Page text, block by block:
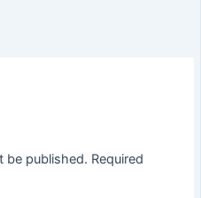
be published. Required